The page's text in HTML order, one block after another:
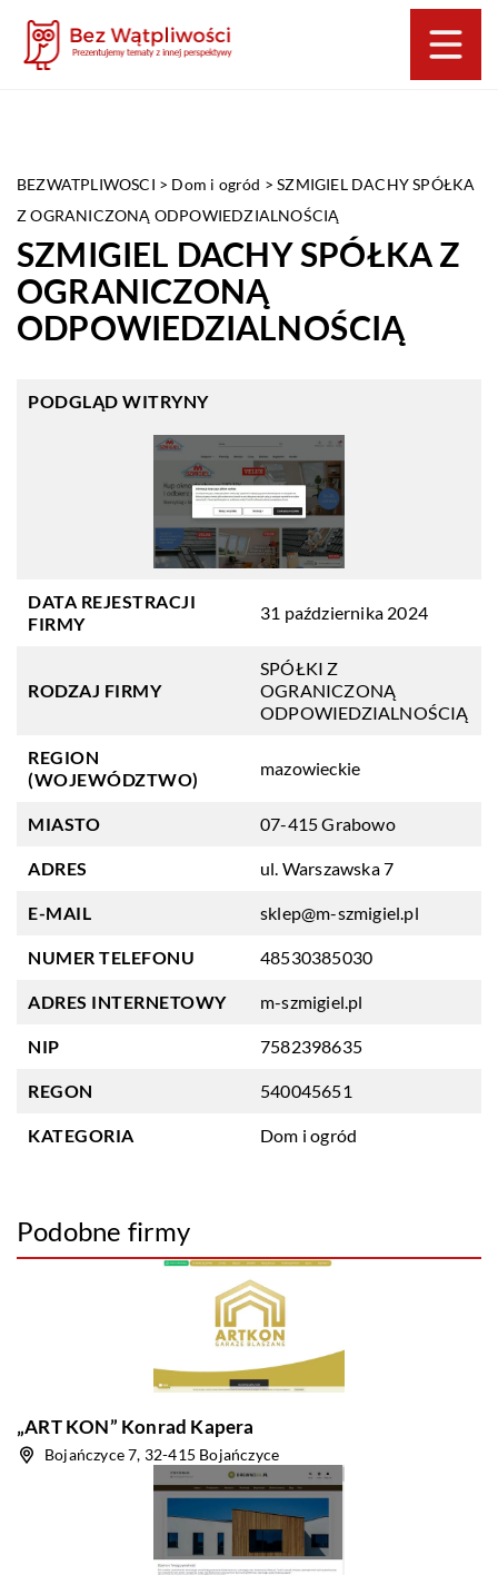
BEZWATPLIWOSCI > Dom i ogród >SZMIGIEL DACHY SPÓŁKA
Z OGRANICZONĄ ODPOWIEDZIALNOŚCIĄ
SZMIGIEL DACHY SPÓŁKA Z
OGRANICZONĄ
ODPOWIEDZIALNOŚCIĄ
PODGLĄD WITRYNY
DATA REJESTRACJI
FIRMY
31 października 2024
RODZAJ FIRMY
SPÓŁKI Z
OGRANICZONĄ
ODPOWIEDZIALNOŚCIĄ
REGION
(WOJEWÓDZTWO)
mazowieckie
MIASTO 07-415 Grabowo
ADRES ul. Warszawska 7
E-MAIL sklep@m-szmigiel.pl
NUMER TELEFONU 48530385030
ADRES INTERNETOWY m-szmigiel.pl
NIP 7582398635
REGON 540045651
KATEGORIA Dom i ogród
Podobne firmy
„ART KON” Konrad Kapera
Bojańczyce 7, 32-415 Bojańczyce